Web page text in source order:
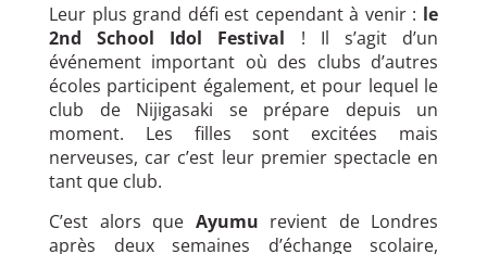
Leur plus grand défi est cependant à venir : le
2nd School Idol Festival ! Il s’agit d’un
événement important où des clubs d’autres
écoles participent également, et pour lequel le
club de Nijigasaki se prépare depuis un
moment. Les filles sont excitées mais
nerveuses, car c’est leur premier spectacle en
tant que club.
C’est alors que Ayumu revient de Londres
après deux semaines d’échange scolaire,